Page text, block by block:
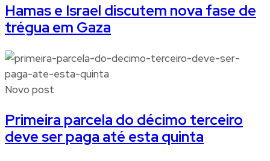
Hamas e Israel discutem nova fase de
trégua em Gaza
Novo post
Primeira parcela do décimo terceiro
deve ser paga até esta quinta